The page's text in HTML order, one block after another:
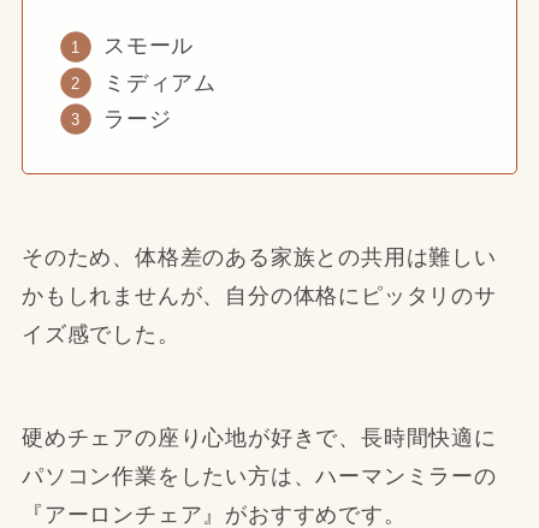
スモール
ミディアム
ラージ
そのため、体格差のある家族との共用は難しい
かもしれませんが、自分の体格にピッタリのサ
イズ感でした。
硬めチェアの座り心地が好きで、長時間快適に
パソコン作業をしたい方は、ハーマンミラーの
『アーロンチェア』がおすすめです。